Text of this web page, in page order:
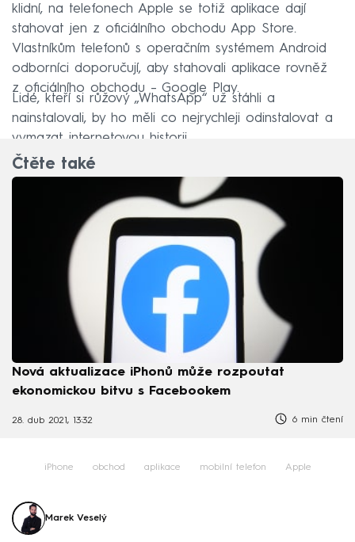
klidní, na telefonech Apple se totiž aplikace dají
stahovat jen z oficiálního obchodu App Store.
Vlastníkům telefonů s operačním systémem Android
odborníci doporučují, aby stahovali aplikace rovněž
z oficiálního obchodu – Google Play.
Lidé, kteří si růžový „WhatsApp“ už stáhli a
nainstalovali, by ho měli co nejrychleji odinstalovat a
vymazat internetovou historii.
Čtěte také
Nová aktualizace iPhonů může rozpoutat
ekonomickou bitvu s Facebookem
28. dub 2021, 13:32 6 min čtení
iPhone obchod aplikace mobilní telefon Apple
Marek Veselý